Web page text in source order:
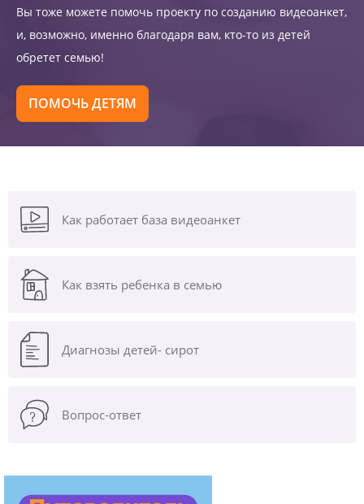
Вы тоже можете помочь проекту по созданию видеоанкет,
и, возможно, именно благодаря вам, кто-то из детей
обретет семью!
ПОМОЧЬ ДЕТЯМ
Как работает база видеоанкет
Как взять ребенка в семью
Диагнозы детей- сирот
Вопрос-ответ